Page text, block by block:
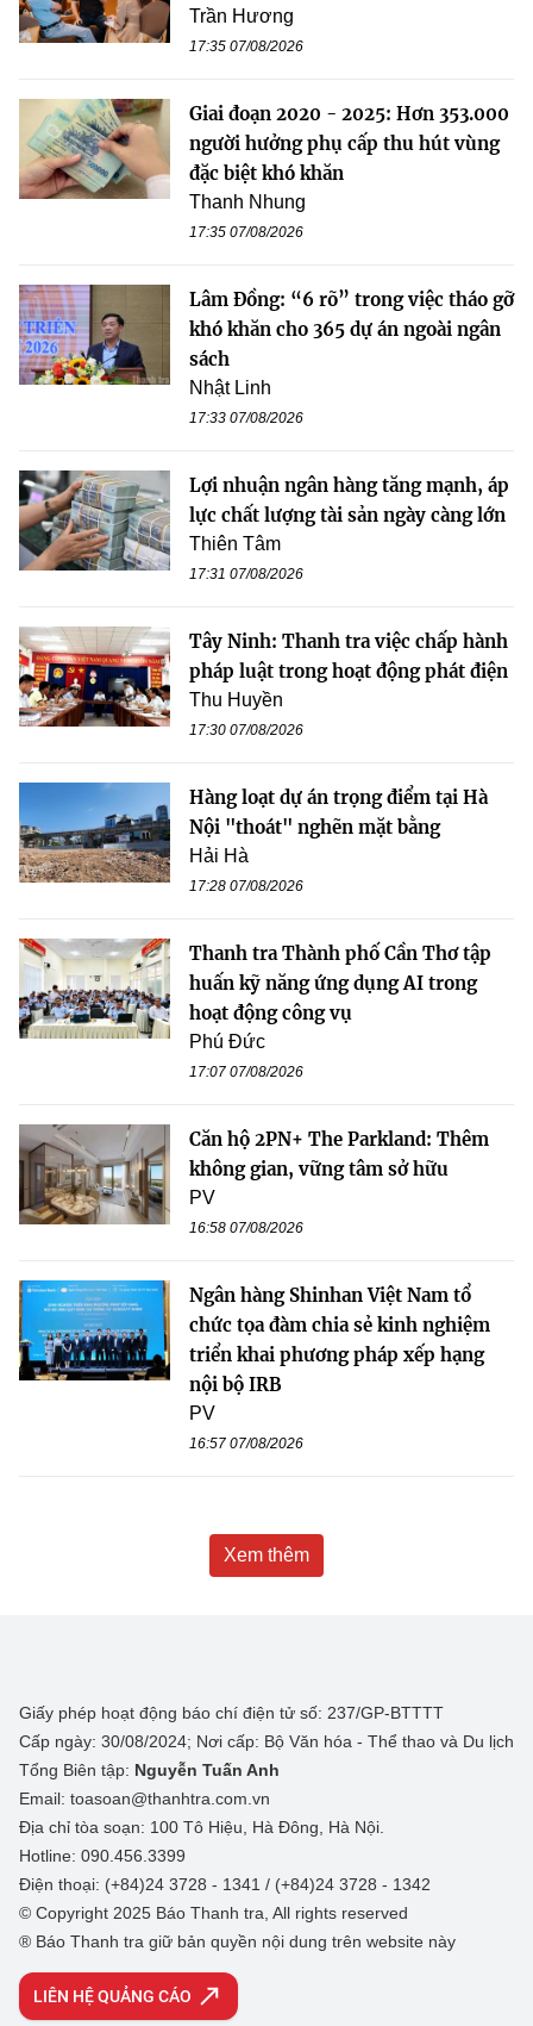
Trần Hương
17:35 07/08/2026
Giai đoạn 2020 - 2025: Hơn 353.000
người hưởng phụ cấp thu hút vùng
đặc biệt khó khăn
Thanh Nhung
17:35 07/08/2026
Lâm Đồng: “6 rõ” trong việc tháo gỡ
khó khăn cho 365 dự án ngoài ngân
sách
Nhật Linh
17:33 07/08/2026
Lợi nhuận ngân hàng tăng mạnh, áp
lực chất lượng tài sản ngày càng lớn
Thiên Tâm
17:31 07/08/2026
Tây Ninh: Thanh tra việc chấp hành
pháp luật trong hoạt động phát điện
Thu Huyền
17:30 07/08/2026
Hàng loạt dự án trọng điểm tại Hà
Nội "thoát" nghẽn mặt bằng
Hải Hà
17:28 07/08/2026
Thanh tra Thành phố Cần Thơ tập
huấn kỹ năng ứng dụng AI trong
hoạt động công vụ
Phú Đức
17:07 07/08/2026
Căn hộ 2PN+ The Parkland: Thêm
không gian, vững tâm sở hữu
PV
16:58 07/08/2026
Ngân hàng Shinhan Việt Nam tổ
chức tọa đàm chia sẻ kinh nghiệm
triển khai phương pháp xếp hạng
nội bộ IRB
PV
16:57 07/08/2026
Xem thêm
Giấy phép hoạt động báo chí điện tử số: 237/GP-BTTTT
Cấp ngày: 30/08/2024; Nơi cấp: Bộ Văn hóa - Thể thao và Du lịch
Tổng Biên tập: Nguyễn Tuấn Anh
Email: toasoan@thanhtra.com.vn
Địa chỉ tòa soạn: 100 Tô Hiệu, Hà Đông, Hà Nội.
Hotline: 090.456.3399
Điện thoại: (+84)24 3728 - 1341 / (+84)24 3728 - 1342
© Copyright 2025 Báo Thanh tra, All rights reserved
® Báo Thanh tra giữ bản quyền nội dung trên website này
LIÊN HỆ QUẢNG CÁO